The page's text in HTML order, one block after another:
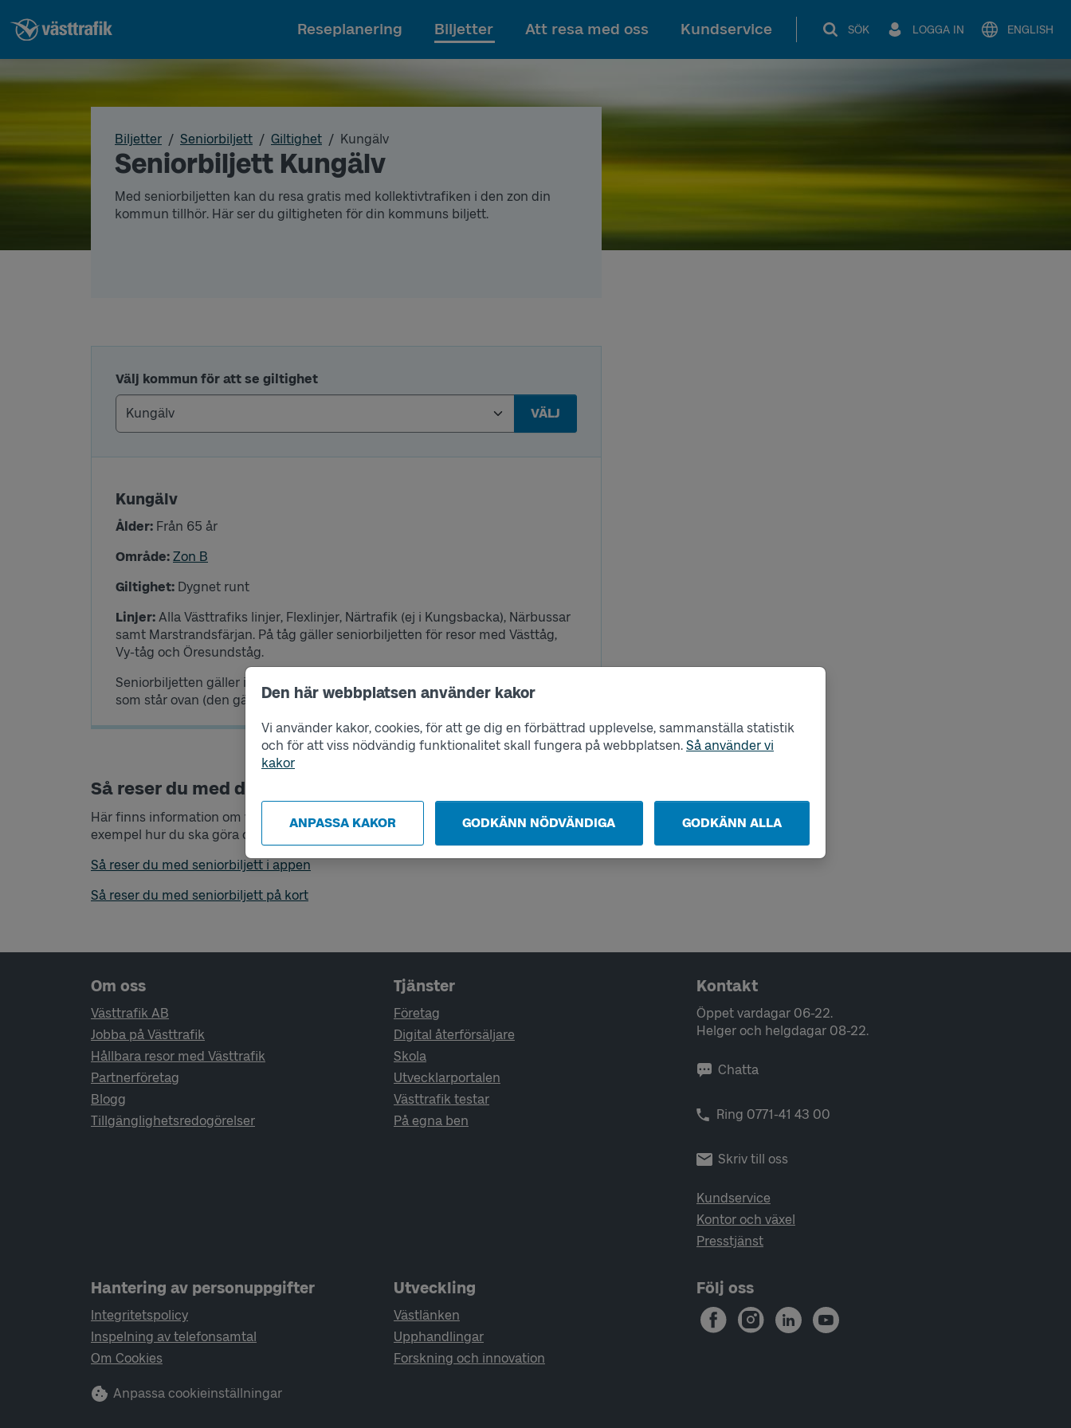
Den här webbplatsen använder kakor
Vi använder kakor, cookies, för att ge dig en förbättrad upplevelse, sammanställa statistik
och för att viss nödvändig funktionalitet skall fungera på webbplatsen. Så använder vi
kakor
ANPASSA KAKOR GODKÄNN NÖDVÄNDIGA GODKÄNN ALLA
Till innehållet
Reseplanering Biljetter Att resa med oss Kundservice SÖK LOGGA IN ENGLISH
Biljetter Seniorbiljett Giltighet Kungälv
Seniorbiljett Kungälv
Med seniorbiljetten kan du resa gratis med kollektivtrafiken i den zon din
kommun tillhör. Här ser du giltigheten för din kommuns biljett.
Välj kommun för att se giltighet
VÄLJ
Kungälv
Ålder: Från 65 år
Område: Zon B
Giltighet: Dygnet runt
Linjer: Alla Västtrafiks linjer, Flexlinjer, Närtrafik (ej i Kungsbacka), Närbussar
samt Marstrandsfärjan. På tåg gäller seniorbiljetten för resor med Västtåg,
Vy-tåg och Öresundståg.
Seniorbiljetten gäller inte för resor med färdtjänst eller annan trafik än det
som står ovan (den gäller till exempel inte på SJ-tåg).
Så reser du med din seniorbiljett
Här finns information om vad du behöver tänka på innan det är dags att resa, till
exempel hur du ska göra om du vill resa utanför din zon.
Så reser du med seniorbiljett i appen
Så reser du med seniorbiljett på kort
Sidfotsnavigering
Om oss
Västtrafik AB
Jobba på Västtrafik
Hållbara resor med Västtrafik
Partnerföretag
Blogg
Tillgänglighetsredogörelser
Tjänster
Företag
Digital återförsäljare
Skola
Utvecklarportalen
Västtrafik testar
På egna ben
Kontakt
Öppet vardagar 06-22.
Helger och helgdagar 08-22.
Chatta
Ring 0771-41 43 00
Skriv till oss
Kundservice
Kontor och växel
Presstjänst
Hantering av personuppgifter
Integritetspolicy
Inspelning av telefonsamtal
Om Cookies
Anpassa cookieinställningar
Utveckling
Västlänken
Upphandlingar
Forskning och innovation
Följ oss